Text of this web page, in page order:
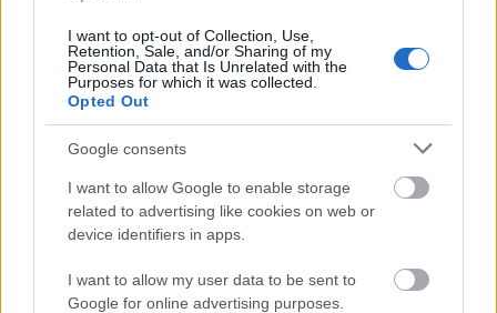
I want to opt-out of Collection, Use,
Retention, Sale, and/or Sharing of my
Personal Data that Is Unrelated with the
Purposes for which it was collected.
Opted Out
Google consents
I want to allow Google to enable storage
related to advertising like cookies on web or
device identifiers in apps.
I want to allow my user data to be sent to
Google for online advertising purposes.
kortárs magyar drámák külföldi népszerűsítésére
létrejött szervezet.
A PanoDráma tevékenysége eddig főleg
felolvasószínházi események formájában valósult
meg, amelyek ismeretlen kortárs szerzők műveit
tolmácsolták. Emellett hazai és külföldi előadások
produkciós partnerként működött közre, elsősorban
nem financiális, hanem szervezésbeli és „tartalmi"
módon. (Merényi Anna fordította például
című darabját, amely a MobilFront
Műhellyel közös előadásként a szerző első
magyarországi bemutatója volt. Az ő munkájának